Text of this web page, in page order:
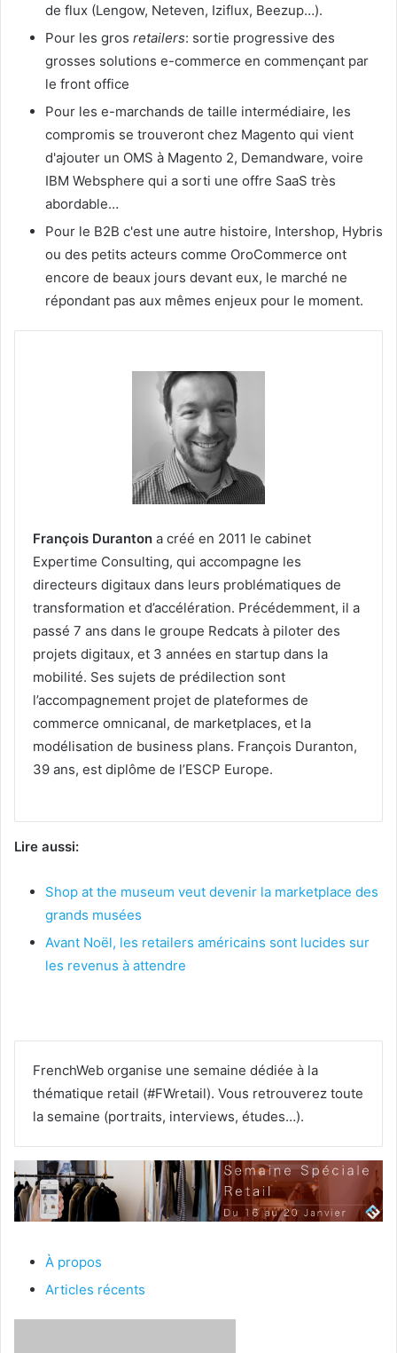
de flux (Lengow, Neteven, Iziflux, Beezup…).
Pour les gros retailers: sortie progressive des
grosses solutions e-commerce en commençant par
le front office
Pour les e-marchands de taille intermédiaire, les
compromis se trouveront chez Magento qui vient
d'ajouter un OMS à Magento 2, Demandware, voire
IBM Websphere qui a sorti une offre SaaS très
abordable…
Pour le B2B c'est une autre histoire, Intershop, Hybris
ou des petits acteurs comme OroCommerce ont
encore de beaux jours devant eux, le marché ne
répondant pas aux mêmes enjeux pour le moment.
François Duranton a créé en 2011 le cabinet
Expertime Consulting, qui accompagne les
directeurs digitaux dans leurs problématiques de
transformation et d’accélération. Précédemment, il a
passé 7 ans dans le groupe Redcats à piloter des
projets digitaux, et 3 années en startup dans la
mobilité. Ses sujets de prédilection sont
l’accompagnement projet de plateformes de
commerce omnicanal, de marketplaces, et la
modélisation de business plans. François Duranton,
39 ans, est diplôme de l’ESCP Europe.
Lire aussi:
Shop at the museum veut devenir la marketplace des
grands musées
Avant Noël, les retailers américains sont lucides sur
les revenus à attendre
FrenchWeb organise une semaine dédiée à la
thématique retail (#FWretail). Vous retrouverez toute
la semaine (portraits, interviews, études…).
À propos
Articles récents